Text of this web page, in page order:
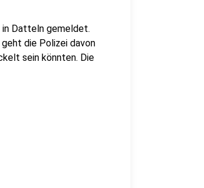
in Datteln gemeldet.
die Polizei davon
sein könnten. Die